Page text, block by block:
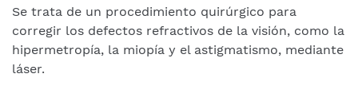
Se trata de un procedimiento quirúrgico para
corregir los defectos refractivos de la visión, como la
hipermetropía, la miopía y el astigmatismo, mediante
láser.